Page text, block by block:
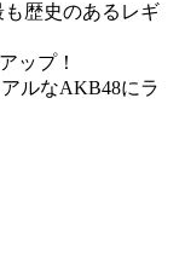
も歴史のあるレギ
ップ！
ルなAKB48にラ